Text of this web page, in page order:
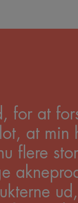
for at
at min
flere